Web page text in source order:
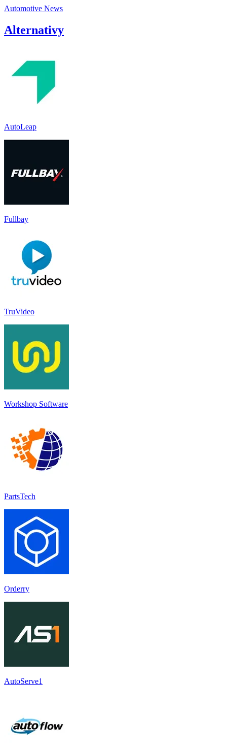
Automotive News
Alternativy
AutoLeap
Fullbay
TruVideo
Workshop Software
PartsTech
Orderry
AutoServe1